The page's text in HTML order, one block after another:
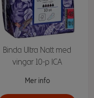
Binda Ultra Natt med
vingar 10-p ICA
Mer info